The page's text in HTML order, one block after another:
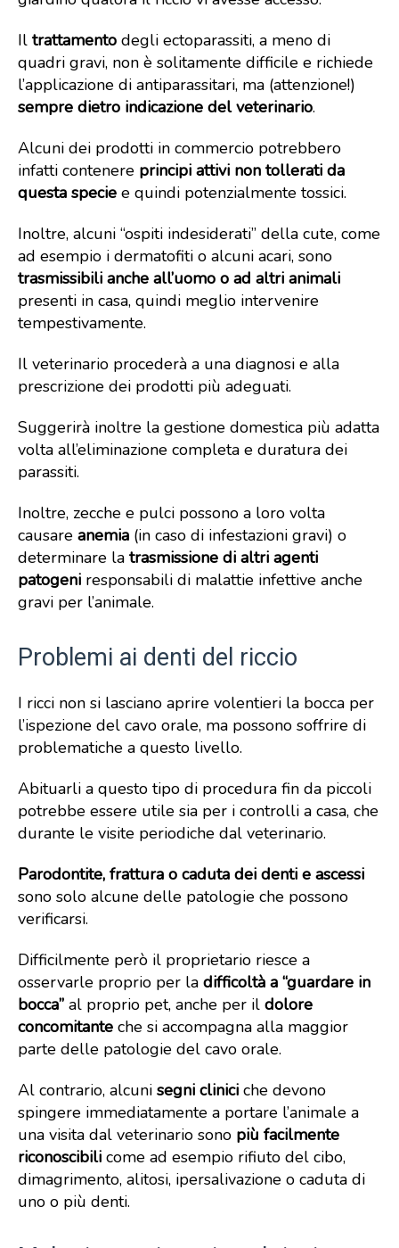
Il trattamento degli ectoparassiti, a meno di
quadri gravi, non è solitamente difficile e richiede
l’applicazione di antiparassitari, ma (attenzione!)
sempre dietro indicazione del veterinario.
Alcuni dei prodotti in commercio potrebbero
infatti contenere principi attivi non tollerati da
questa specie e quindi potenzialmente tossici.
Inoltre, alcuni “ospiti indesiderati” della cute, come
ad esempio i dermatofiti o alcuni acari, sono
trasmissibili anche all’uomo o ad altri animali
presenti in casa, quindi meglio intervenire
tempestivamente.
Il veterinario procederà a una diagnosi e alla
prescrizione dei prodotti più adeguati.
Suggerirà inoltre la gestione domestica più adatta
volta all’eliminazione completa e duratura dei
parassiti.
Inoltre, zecche e pulci possono a loro volta
causare anemia (in caso di infestazioni gravi) o
determinare la trasmissione di altri agenti
patogeni responsabili di malattie infettive anche
gravi per l’animale.
Problemi ai denti del riccio
I ricci non si lasciano aprire volentieri la bocca per
l’ispezione del cavo orale, ma possono soffrire di
problematiche a questo livello.
Abituarli a questo tipo di procedura fin da piccoli
potrebbe essere utile sia per i controlli a casa, che
durante le visite periodiche dal veterinario.
Parodontite, frattura o caduta dei denti e ascessi
sono solo alcune delle patologie che possono
verificarsi.
Difficilmente però il proprietario riesce a
osservarle proprio per la difficoltà a “guardare in
bocca” al proprio pet, anche per il dolore
concomitante che si accompagna alla maggior
parte delle patologie del cavo orale.
Al contrario, alcuni segni clinici che devono
spingere immediatamente a portare l’animale a
una visita dal veterinario sono più facilmente
riconoscibili come ad esempio rifiuto del cibo,
dimagrimento, alitosi, ipersalivazione o caduta di
uno o più denti.